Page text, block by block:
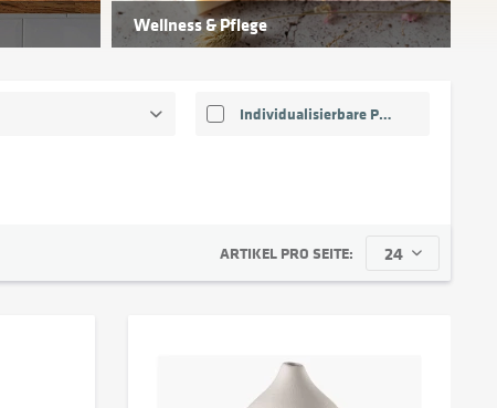
Wellness & Pflege
Individualisierbare Produkte
ARTIKEL PRO SEITE: